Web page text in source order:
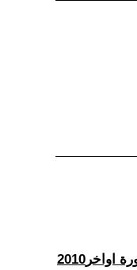
(47) تونس دروس الاحداث المتتالية لثورة اواخر2010